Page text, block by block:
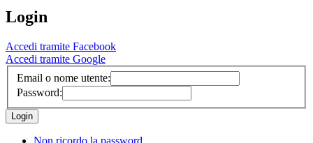
Login
Accedi tramite Facebook
Accedi tramite Google
Email o nome utente:
Password:
Non ricordo la password